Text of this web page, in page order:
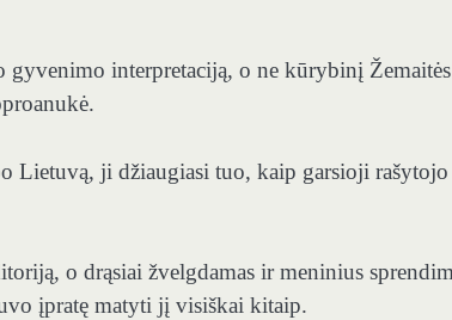
interpretaciją, o ne kūrybinį Žemaitės
Lietuvą, ji džiaugiasi tuo, kaip garsioji rašytojo
o drąsiai žvelgdamas ir meninius
įpratę matyti jį visiškai kitaip.